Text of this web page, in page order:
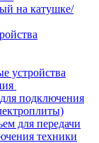
на катушке/
устройства
подключения
для передачи
техники